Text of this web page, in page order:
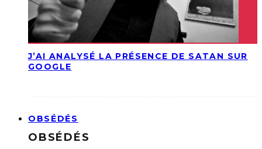
J’AI ANALYSÉ LA PRÉSENCE DE SATAN SUR
GOOGLE
OBSÉDÉS
OBSÉDÉS